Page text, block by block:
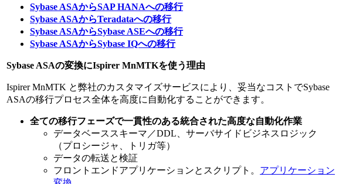
Sybase ASAからSAP HANAへの移行
Sybase ASAからTeradataへの移行
Sybase ASAからSybase ASEへの移行
Sybase ASAからSybase IQへの移行
Sybase ASAの変換にIspirer MnMTKを使う理由
Ispirer MnMTK と弊社のカスタマイズサービスにより、妥当なコストでSybase
ASAの移行プロセス全体を高度に自動化することができます。
全ての移行フェーズで一貫性のある統合された高度な自動化作業
データベーススキーマ／DDL、サーバサイドビジネスロジック
（プロシージャ、トリガ等）
データの転送と検証
フロントエンドアプリケーションとスクリプト。 アプリケーション